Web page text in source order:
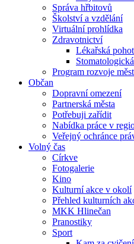
Správa hřbitovů
Školství a vzdělání
Virtuální prohlídka
Zdravotnictví
Lékařská
Program rozvoje
Občan
Dopravní omezení
Partnerská města
Potřebuji zařídit
Nabídka práce v
Veřejný ochránce
Volný čas
Církve
Fotogalerie
Kino
Kulturní akce v okolí
Přehled kulturních
MKK Hlinečan
Pranostiky
Sport